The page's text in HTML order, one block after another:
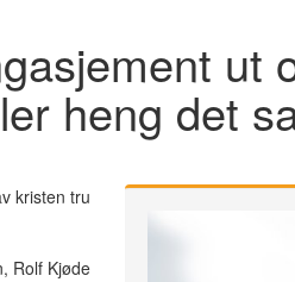
ut
heng det
kristen tru
Rolf Kjøde